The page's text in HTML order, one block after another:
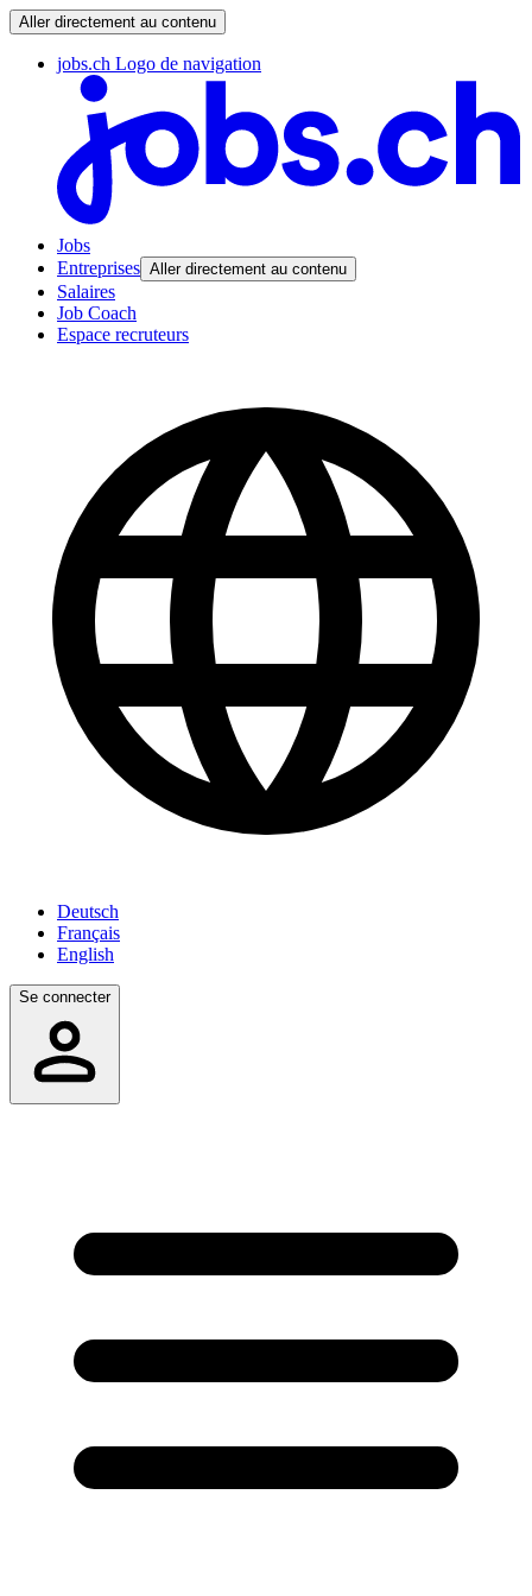
Aller directement au contenu
jobs.ch Logo de navigation
Jobs
Entreprises Aller directement au contenu
Salaires
Job Coach
Espace recruteurs
Deutsch
Français
English
Se connecter